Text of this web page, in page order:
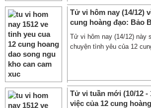
Tử vi hôm nay (14/12)
cung hoàng đạo: Bảo
Tử vi hôm nay (14/12) này
chuyện tình yêu của 12
Tử vi tuần mới (10/12 -
việc của 12 cung